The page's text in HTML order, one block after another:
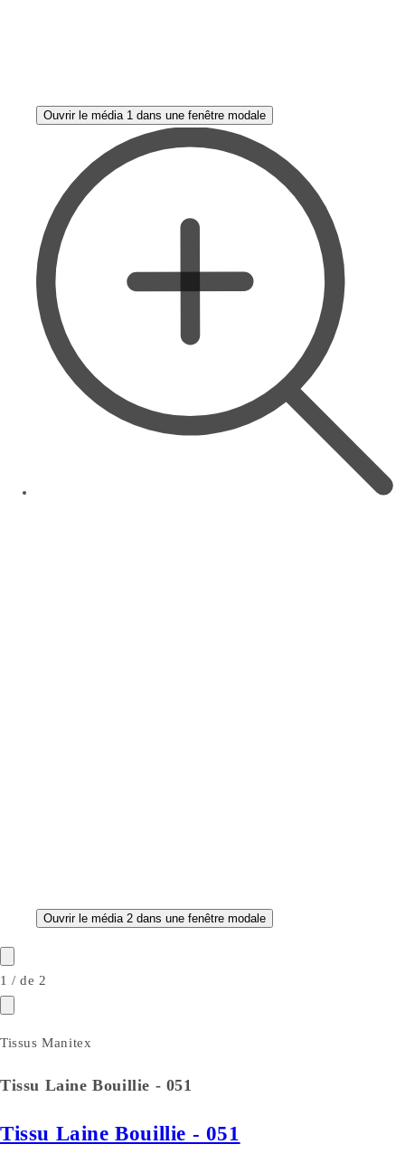
Ouvrir le média 1 dans une fenêtre modale
Ouvrir le média 2 dans une fenêtre modale
1 /de 2
Tissus Manitex
Tissu Laine Bouillie - 051
Tissu Laine Bouillie - 051